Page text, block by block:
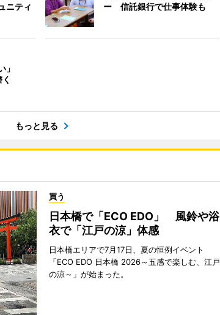
ニティ
ー 信託銀行で仕事体験も
」
もっと見る
買う
日本橋で「ECO EDO」 風鈴や浴
衣で「江戸の涼」体感
日本橋エリアで7月17日、夏の恒例イベント
「ECO EDO 日本橋 2026～五感で楽しむ、江戸
の涼～」が始まった。